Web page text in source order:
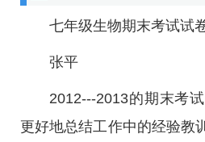
七年级生物期末考试试
张平
2012---2013的期末考
更好地总结工作中的经验教